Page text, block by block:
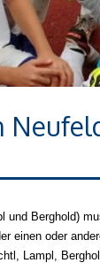
Berghold)
einen oder
Lampl,